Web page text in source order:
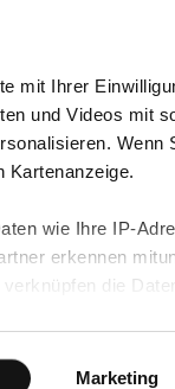
mit Ihrer
und Videos mit
Wenn
Kartenanzeige.
wie Ihre IP-
erkennen
die Daten
Marketing
Jobs & Karriere